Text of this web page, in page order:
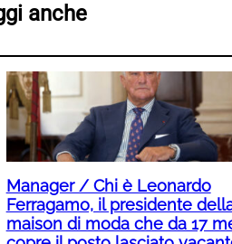
anche
Manager / Chi è Leonardo
Ferragamo, il presidente
maison di moda che da 17